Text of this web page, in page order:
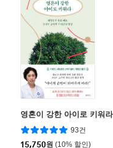
영혼이 강한 아이로 키워라
93건
15,750원 (10% 할인)